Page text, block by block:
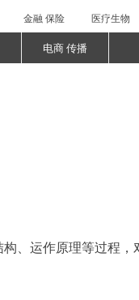
电商 传播
金融 保险 医疗生物
、运作原理等过程